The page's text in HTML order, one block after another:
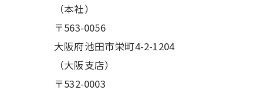
（本社）
〒563-0056
大阪府池田市栄町4-2-1204
（大阪支店）
〒532-0003